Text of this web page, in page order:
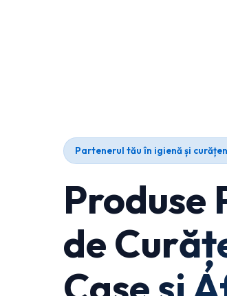
Partenerul tău în igienă și
Produse
de